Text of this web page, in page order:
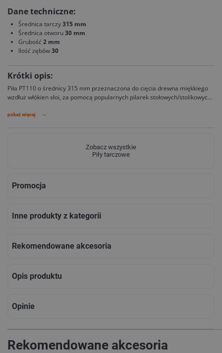
Dane techniczne:
Średnica tarczy315 mm
Średnica otworu30 mm
Grubość 2 mm
Ilość zębów30
Krótki opis:
Piła PT110 o średnicy 315 mm przeznaczona do cięcia drewna miękkiego
wzdłuż włókien słoi, za pomocą popularnych pilarek stołowych/stolikowych i
pokaż więcej
Zobacz wszystkie
Piły tarczowe
Promocja
Inne produkty z kategorii
Rekomendowane akcesoria
Opis produktu
Opinie
Rekomendowane akcesoria